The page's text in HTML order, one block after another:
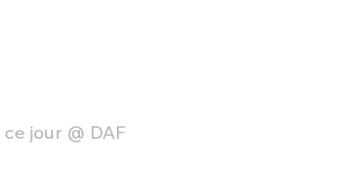
jour @ DAF